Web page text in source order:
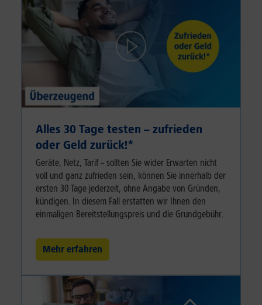
Alles 30 Tage testen – zufrieden
oder Geld zurück!⁠*
Geräte, Netz, Tarif – sollten Sie wider Erwarten nicht
voll und ganz zufrieden sein, können Sie innerhalb der
ersten 30 Tage jederzeit, ohne Angabe von Gründen,
kündigen. In diesem Fall erstatten wir Ihnen den
einmaligen Bereitstellungspreis und die Grundgebühr.
Mehr erfahren